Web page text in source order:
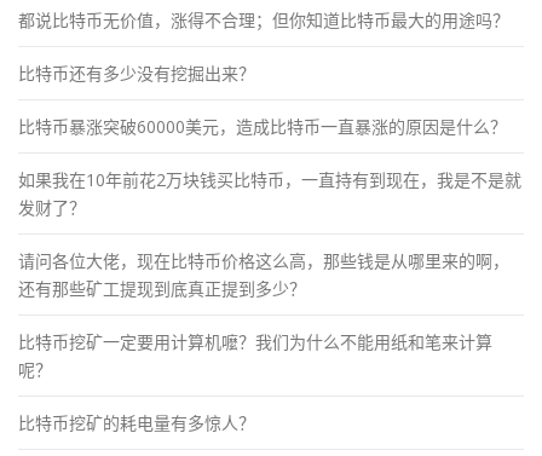
都说比特币无价值，涨得不合理；但你知道比特币最大的用途吗？
比特币还有多少没有挖掘出来？
比特币暴涨突破60000美元，造成比特币一直暴涨的原因是什么？
如果我在10年前花2万块钱买比特币，一直持有到现在，我是不是就
发财了？
请问各位大佬，现在比特币价格这么高，那些钱是从哪里来的啊，
还有那些矿工提现到底真正提到多少？
比特币挖矿一定要用计算机嚒？我们为什么不能用纸和笔来计算
呢？
比特币挖矿的耗电量有多惊人？